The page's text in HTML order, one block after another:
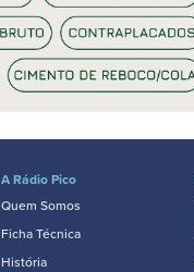
A Rádio Pico
Quem Somos
Ficha Técnica
História